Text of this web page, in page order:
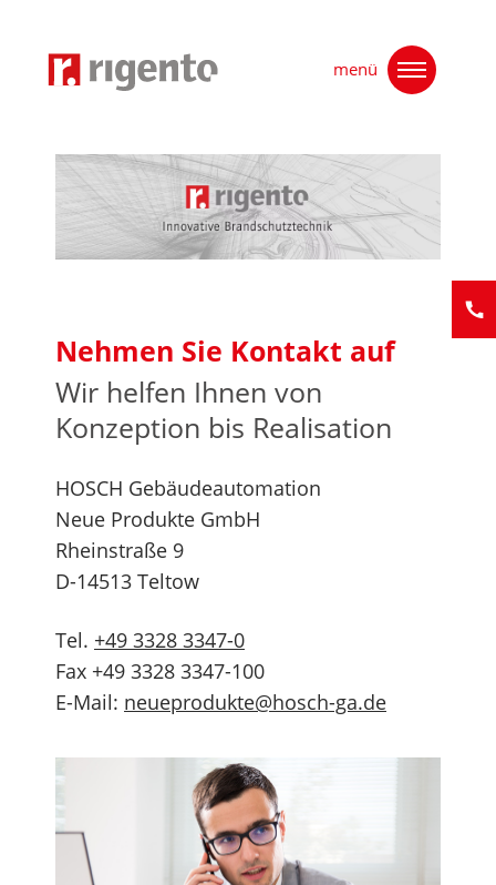
content
menü
Nehmen Sie Kontakt auf
Wir helfen Ihnen von
Konzeption bis Realisation
HOSCH Gebäudeautomation
Neue Produkte GmbH
Rheinstraße 9
D-14513 Teltow
Tel. +49 3328 3347-0
Fax +49 3328 3347-100
E-Mail: neueprodukte@hosch-ga.de